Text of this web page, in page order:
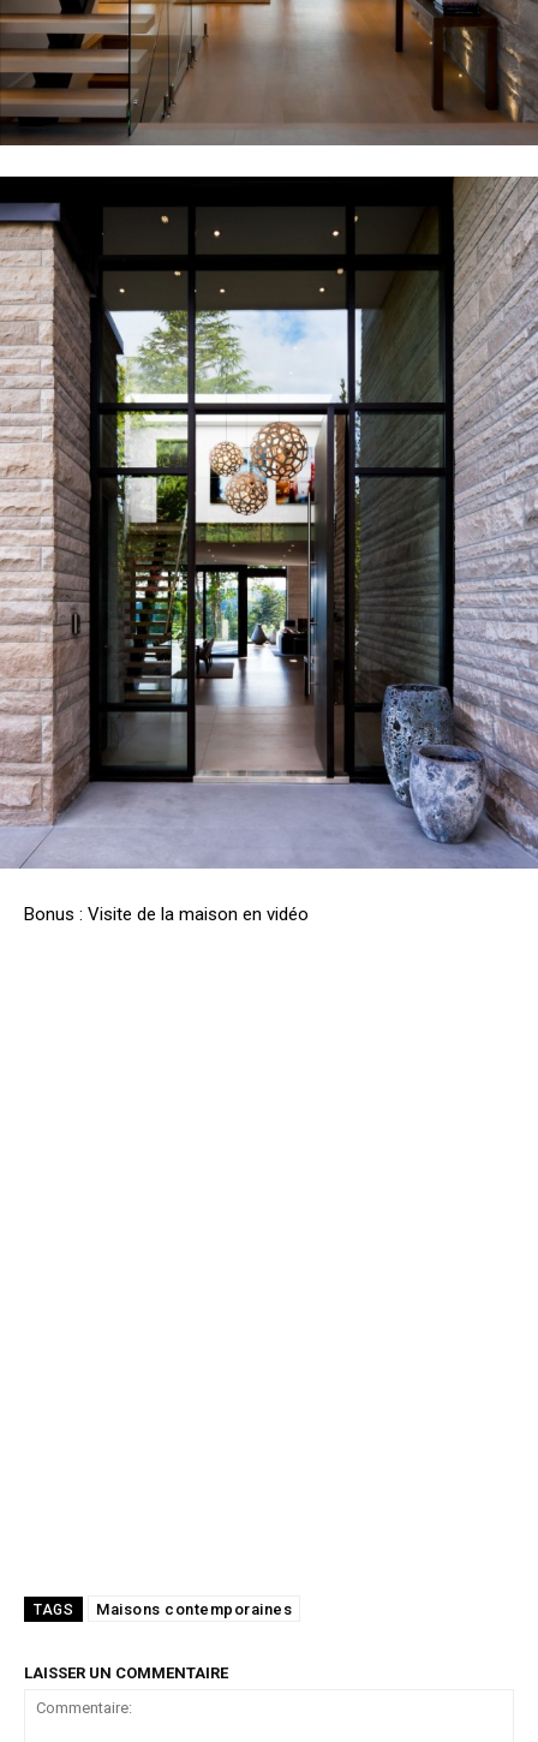
Bonus : Visite de la maison en vidéo
TAGS Maisons contemporaines
LAISSER UN COMMENTAIRE